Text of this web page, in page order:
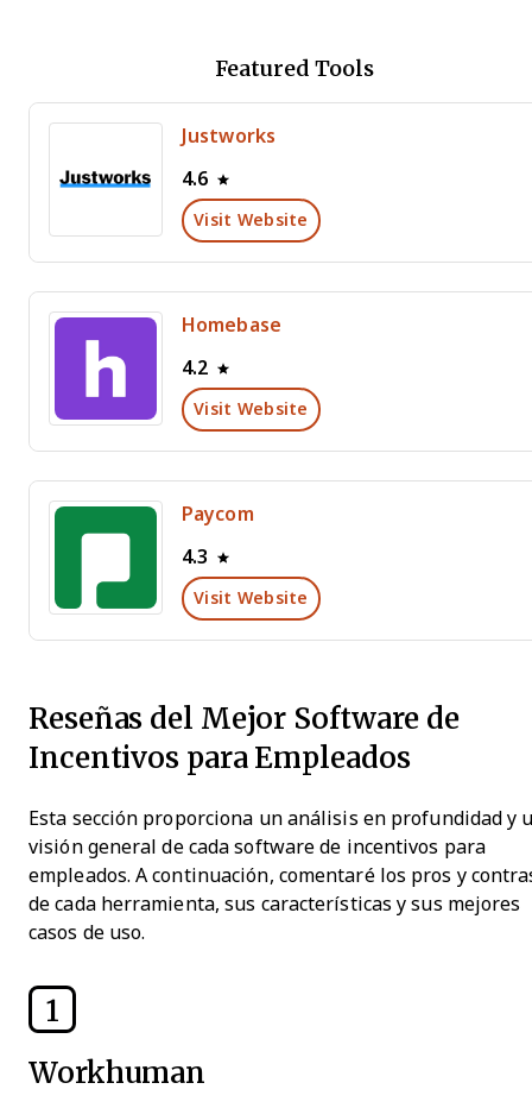
Featured Tools
Justworks
4.6
Visit Website
Homebase
4.2
Visit Website
Paycom
4.3
Visit Website
Reseñas del Mejor Software de
Incentivos para Empleados
Esta sección proporciona un análisis en profundidad y
visión general de cada software de incentivos para
empleados. A continuación, comentaré los pros y
de cada herramienta, sus características y sus mejores
casos de uso.
1
Workhuman